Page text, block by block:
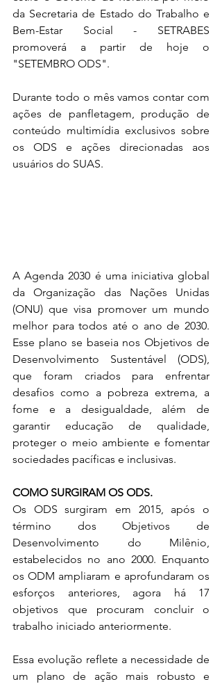
da Secretaria de Estado do Trabalho e
Bem-Estar Social - SETRABES
promoverá a partir de hoje o
"SETEMBRO ODS".
Durante todo o mês vamos contar com
ações de panfletagem, produção de
conteúdo multimídia exclusivos sobre
os ODS e ações direcionadas aos
usuários do SUAS.
A Agenda 2030 é uma iniciativa global
da Organização das Nações Unidas
(ONU) que visa promover um mundo
melhor para todos até o ano de 2030.
Esse plano se baseia nos Objetivos de
Desenvolvimento Sustentável (ODS),
que foram criados para enfrentar
desafios como a pobreza extrema, a
fome e a desigualdade, além de
garantir educação de qualidade,
proteger o meio ambiente e fomentar
sociedades pacíficas e inclusivas.
COMO SURGIRAM OS ODS.
Os ODS surgiram em 2015, após o
término dos Objetivos de
Desenvolvimento do Milênio,
estabelecidos no ano 2000. Enquanto
os ODM ampliaram e aprofundaram os
esforços anteriores, agora há 17
objetivos que procuram concluir o
trabalho iniciado anteriormente.
Essa evolução reflete a necessidade de
um plano de ação mais robusto e